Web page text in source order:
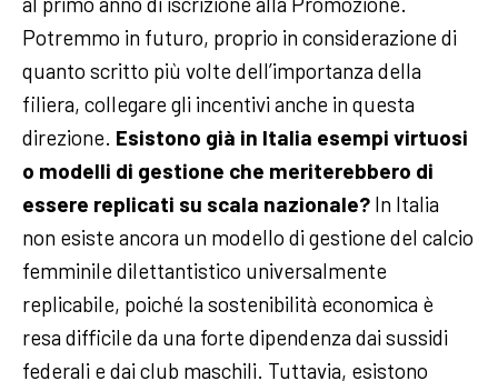
Potremmo in futuro, proprio in considerazione di
quanto scritto più volte dell’importanza della
filiera, collegare gli incentivi anche in questa
direzione. Esistono già in Italia esempi virtuosi
o modelli di gestione che meriterebbero di
essere replicati su scala nazionale? In Italia
non esiste ancora un modello di gestione del calcio
femminile dilettantistico universalmente
replicabile, poiché la sostenibilità economica è
resa difficile da una forte dipendenza dai sussidi
federali e dai club maschili. Tuttavia, esistono